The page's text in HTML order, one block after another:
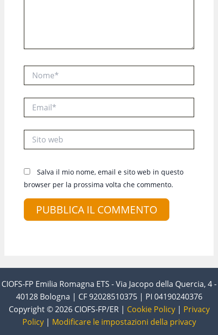
web
Salva il mio nome, email e sito web in questo
browser per la prossima volta che commento.
CIOFS-FP Emilia Romagna ETS - Via Jacopo della Quercia, 4 -
40128 Bologna | CF 92028510375 | PI 04190240376
Copyright © 2026 CIOFS-FP/ER | Cookie Policy| Privacy
Policy| Modificare le impostazioni della privacy